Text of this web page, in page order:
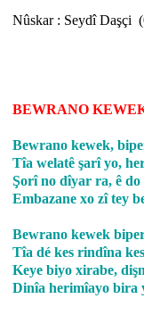
Nûskar : Seydî Daşçi
BEWRANO
Bewrano kewek,
Tîa welatê şarî yo,
Şorî no dîyar ra, ê
Embazane xo zî tey
Bewrano kewek
Tîa dé kes rindîna
Keye biyo xirabe,
Dinîa herimîayo bira